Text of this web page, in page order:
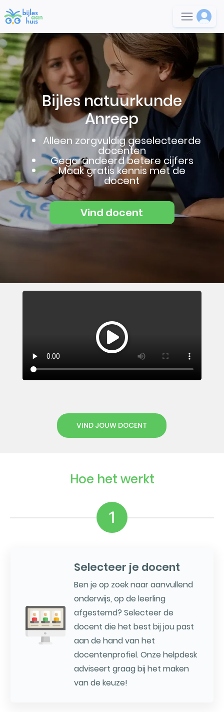
Bijles natuurkunde
Anreep
Alleen zorgvuldig geselecteerde
docenten
Gegarandeerd betere cijfers
Maak gratis kennis met de
docent
Vind docent
VIND JOUW DOCENT
Hoe het werkt
1
Selecteer je docent
Ben je op zoek naar aanvullend
onderwijs, op de leerling
afgestemd? Selecteer de
docent die het best bij jou past
aan de hand van het
docentenprofiel. Onze helpdesk
adviseert graag bij het maken
van de keuze!